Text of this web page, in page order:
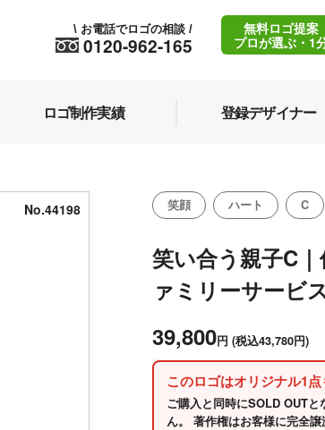
0120-962-165
\ お電話でロゴの相談 /
無料ロゴ提案
プロが選ぶ・1
ロゴ制作実績 登録デザイナー
No.44198 笑顔 ハート C
笑い合う親子C
ァミリーサービ
39,800円 (税込43,780円)
このロゴはオリジナル1点
ご購入と同時にSOLD OUT
ん。 著作権はお客様に完全譲